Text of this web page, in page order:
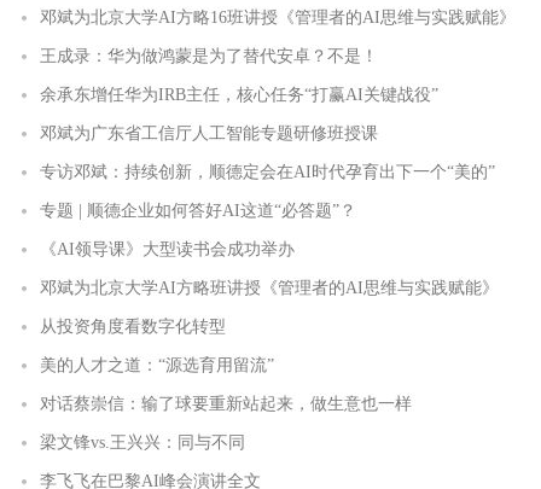
邓斌为北京大学AI方略16班讲授《管理者的AI思维与实践赋能》
王成录：华为做鸿蒙是为了替代安卓？不是！
余承东增任华为IRB主任，核心任务“打赢AI关键战役”
邓斌为广东省工信厅人工智能专题研修班授课
专访邓斌：持续创新，顺德定会在AI时代孕育出下一个“美的”
专题 | 顺德企业如何答好AI这道“必答题”？
《AI领导课》大型读书会成功举办
邓斌为北京大学AI方略班讲授《管理者的AI思维与实践赋能》
从投资角度看数字化转型
美的人才之道：“源选育用留流”
对话蔡崇信：输了球要重新站起来，做生意也一样
梁文锋vs.王兴兴：同与不同
李飞飞在巴黎AI峰会演讲全文